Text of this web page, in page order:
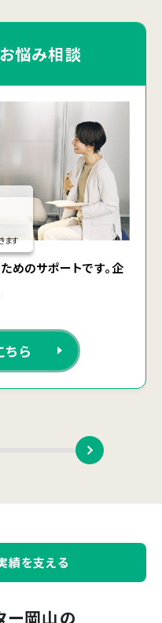
悩み相談
めのサポートです。企
ちら
ます
績を支える
ー岡山の